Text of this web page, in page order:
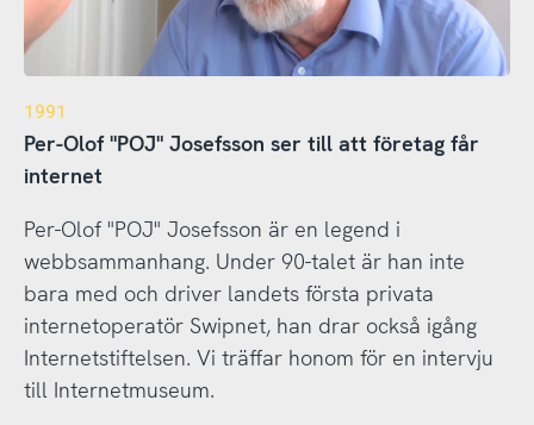
1991
Per-Olof "POJ" Josefsson ser till att företag får
internet
Per-Olof "POJ" Josefsson är en legend i
webbsammanhang. Under 90-talet är han inte
bara med och driver landets första privata
internetoperatör Swipnet, han drar också igång
Internetstiftelsen. Vi träffar honom för en intervju
till Internetmuseum.